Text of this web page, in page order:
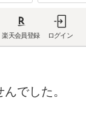
楽天会員登録 ログイン
でした。